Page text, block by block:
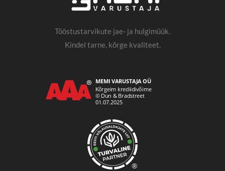
Tööstustarvikute jae- ja hulgimüük.
Kindel tarne, kõrge kvaliteet.
®